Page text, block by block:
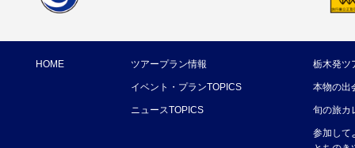
HOME ツアープラン情報
イベント・プランTOPICS
ニュースTOPICS
栃木発ツ
本物の出
旬の旅カ
参加して